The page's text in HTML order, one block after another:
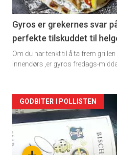
-
2
Gyros er grekernes svar
perfekte tilskuddet til
Om du har tenkt til å ta frem
innendørs ,er gyros fredags-
Forsiden
akkurat
nå
GODBITER I POLLISTEN